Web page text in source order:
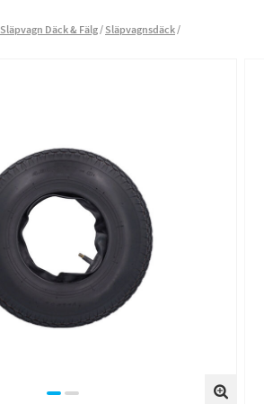
Släpvagn Däck & Fälg Släpvagnsdäck